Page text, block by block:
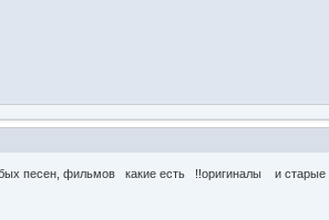
песен, фильмов какие есть !!оригиналы и старые